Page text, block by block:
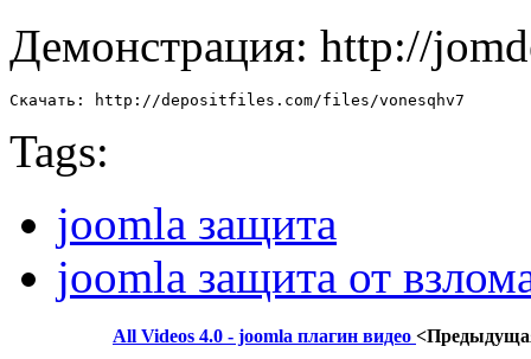
Демонстрация: http://
Скачать: http://depositfiles.com/files/vonesqhv7
Tags:
joomla защита
joomla защита от
All Videos 4.0 - joomla плагин видео